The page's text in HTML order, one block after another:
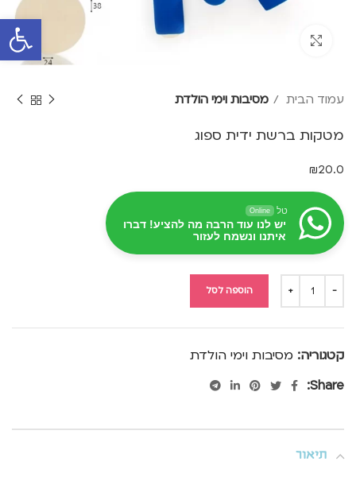
פתח
עמוד הבית מסיבות וימי הולדת
מטקות ברשת ידית ספוג
₪20.0
טל Online
יש לנו עוד הרבה מה להציע! דברו
איתנו ונשמח לעזור
הוספה לסל
קטגוריה: מסיבות וימי הולדת
Share:
תיאור